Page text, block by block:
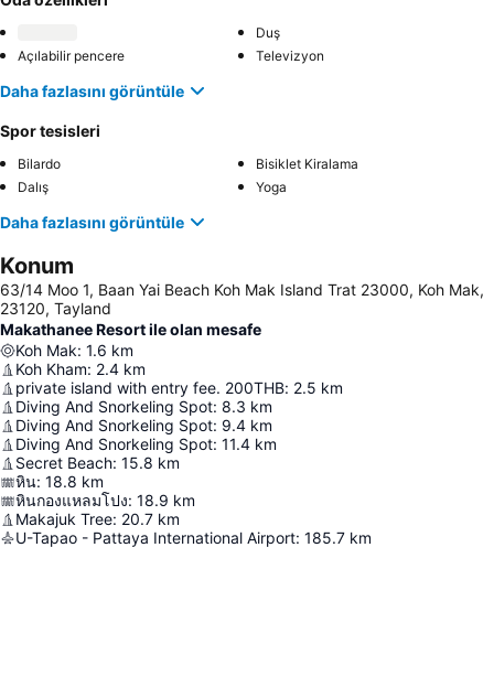
Duş
Açılabilir pencere
Televizyon
Daha fazlasını görüntüle
Spor tesisleri
Bilardo
Bisiklet Kiralama
Dalış
Yoga
Daha fazlasını görüntüle
Konum
63/14 Moo 1, Baan Yai Beach Koh Mak Island Trat 23000, Koh Mak,
23120, Tayland
Makathanee Resort ile olan mesafe
Koh Mak: 1.6 km
Koh Kham: 2.4 km
private island with entry fee. 200THB: 2.5 km
Diving And Snorkeling Spot: 8.3 km
Diving And Snorkeling Spot: 9.4 km
Diving And Snorkeling Spot: 11.4 km
Secret Beach: 15.8 km
หิน: 18.8 km
หินกองแหลมโปง: 18.9 km
Makajuk Tree: 20.7 km
U-Tapao - Pattaya International Airport: 185.7 km